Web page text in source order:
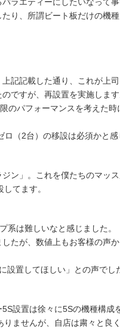
り、所謂ビート板だけの機
記記載した通り、これが上
ですが、再設置を実施します
のパフォーマンスを考えた
（2台）の移設は必須かと感
ン」。これを僕たちのマッス
てます。
系は難しいなと感じました。
たが、数値上もお客様の声
設置してほしい」との声で
設置は徐々に5Sの機種構成
りませんが、自店は粛々と良